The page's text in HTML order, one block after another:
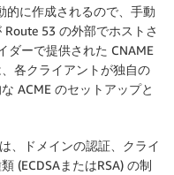
的に作成されるので、手動
53 の外部でホストさ
ダーで提供された CNAME
各クライアントが独自の
ACME のセットアップと
、ドメインの認証、クライ
(ECDSAまたはRSA) の制